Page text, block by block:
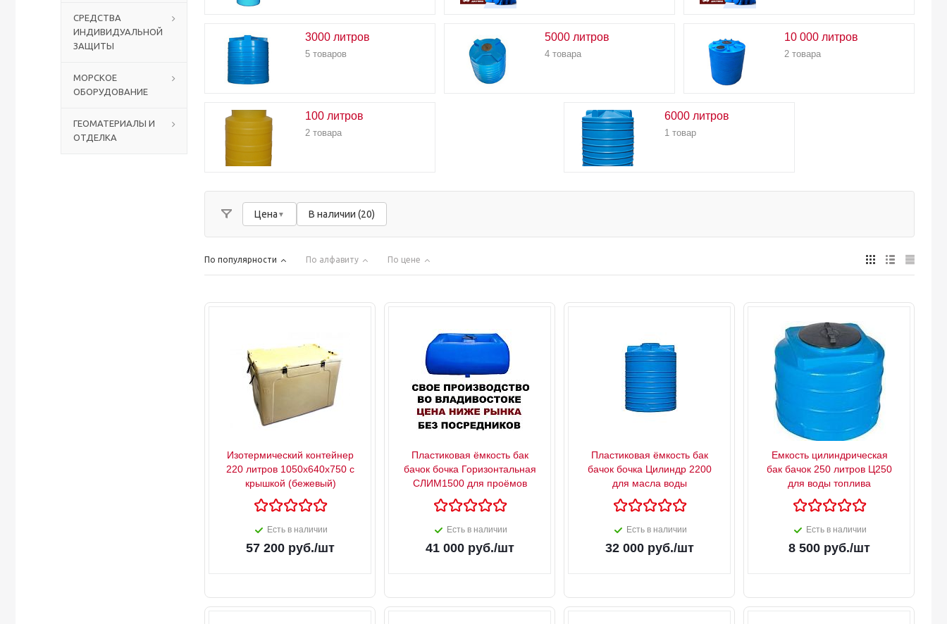
СРЕДСТВА
ИНДИВИДУАЛЬНОЙ
ЗАЩИТЫ
МОРСКОЕ
ОБОРУДОВАНИЕ
ГЕОМАТЕРИАЛЫ И
ОТДЕЛКА
3000 литров
5 товаров
5000 литров
4 товара
10 000 литров
2 товара
100 литров
2 товара
6000 литров
1 товар
Цена В наличии (20)
По популярности По алфавиту По цене
Изотермический контейнер
220 литров 1050х640х750 с
крышкой (бежевый)
Есть в наличии
57 200 руб./шт
Пластиковая ёмкость бак
бачок бочка Горизонтальная
СЛИМ1500 для проёмов
Есть в наличии
41 000 руб./шт
Пластиковая ёмкость бак
бачок бочка Цилиндр 2200
для масла воды
Есть в наличии
32 000 руб./шт
Емкость цилиндрическая
бак бачок 250 литров Ц250
для воды топлива
Есть в наличии
8 500 руб./шт
Столы с лавками
Биометрические терминалы
Аккумуляторы аккумуляторные батареи для ИБП